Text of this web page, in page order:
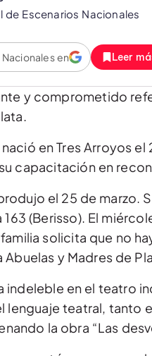
de Escenarios Nacionales
en Leer
y comprometido
en Tres Arroyos
capacitación en
el 25 de marzo.
163 (Berisso). El
solicita que no
y Madres de
indeleble en el teatro
lenguaje teatral, tanto
la obra “Las